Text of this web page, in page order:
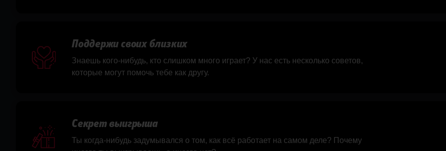
Поддержи своих близких
Знаешь кого-нибудь, кто слишком много играет? У нас есть несколько советов,
которые могут помочь тебе как другу.
Секрет выигрыша
Ты когда-нибудь задумывался о том, как всё работает на самом деле? Почему